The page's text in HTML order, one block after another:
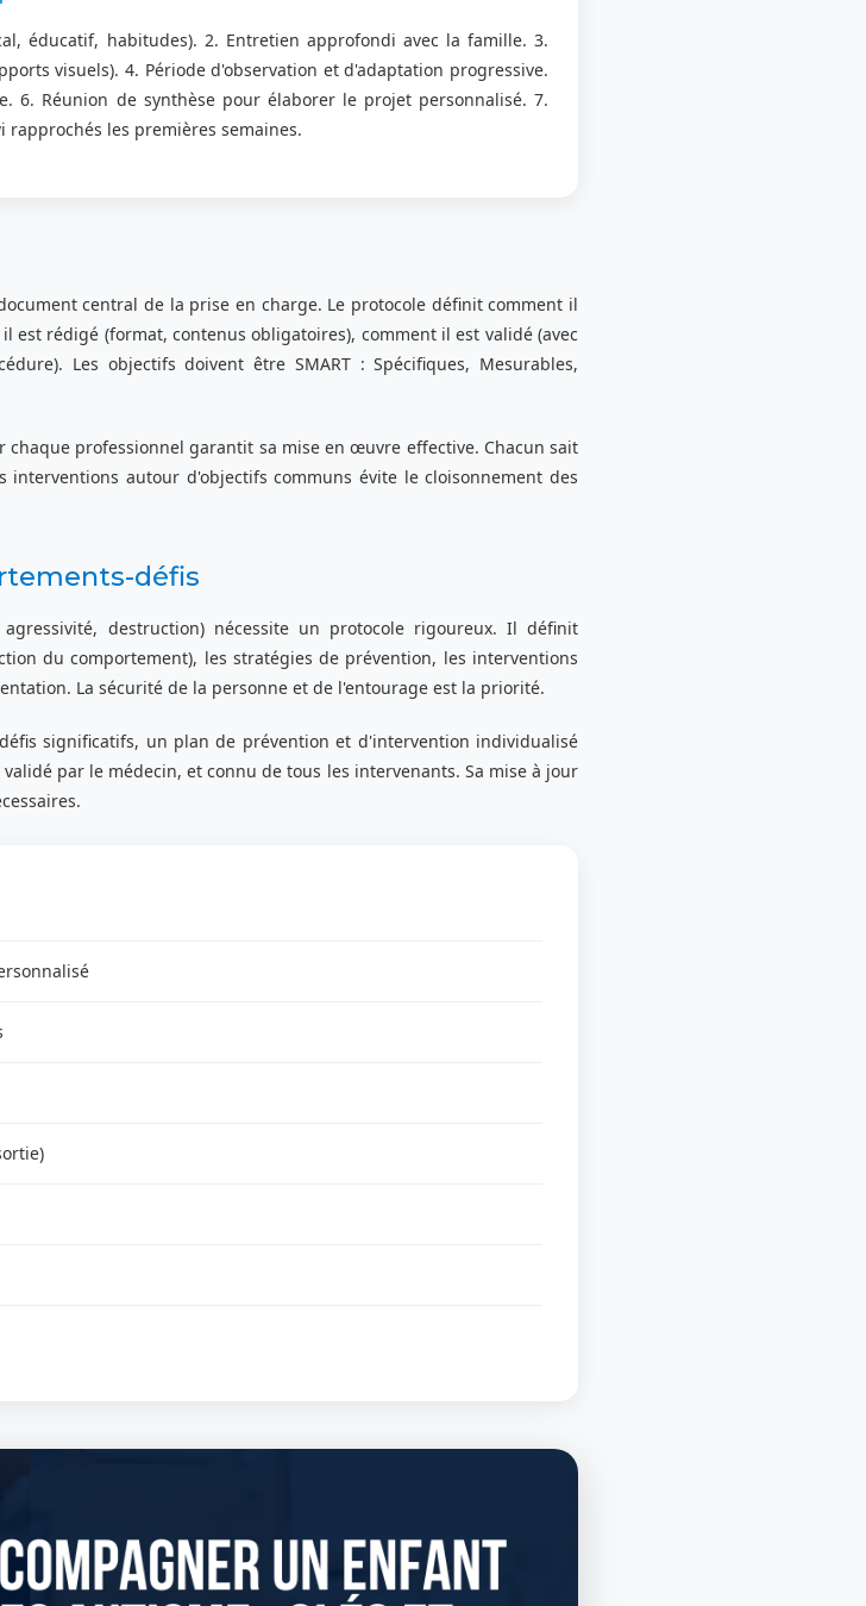
éducatif, habitudes). 2. Entretien approfondi avec la famille. 3.
visuels). 4. Période d'observation et d'adaptation progressive.
6. Réunion de synthèse pour élaborer le projet personnalisé. 7.
les premières semaines.
central de la prise en charge. Le protocole définit comment il
est rédigé (format, contenus obligatoires), comment il est validé (avec
Les objectifs doivent être SMART : Spécifiques, Mesurables,
professionnel garantit sa mise en œuvre effective. Chacun sait
autour d'objectifs communs évite le cloisonnement des
défis
destruction) nécessite un protocole rigoureux. Il définit
du comportement), les stratégies de prévention, les interventions
La sécurité de la personne et de l'entourage est la priorité.
significatifs, un plan de prévention et d'intervention individualisé
par le médecin, et connu de tous les intervenants. Sa mise à jour